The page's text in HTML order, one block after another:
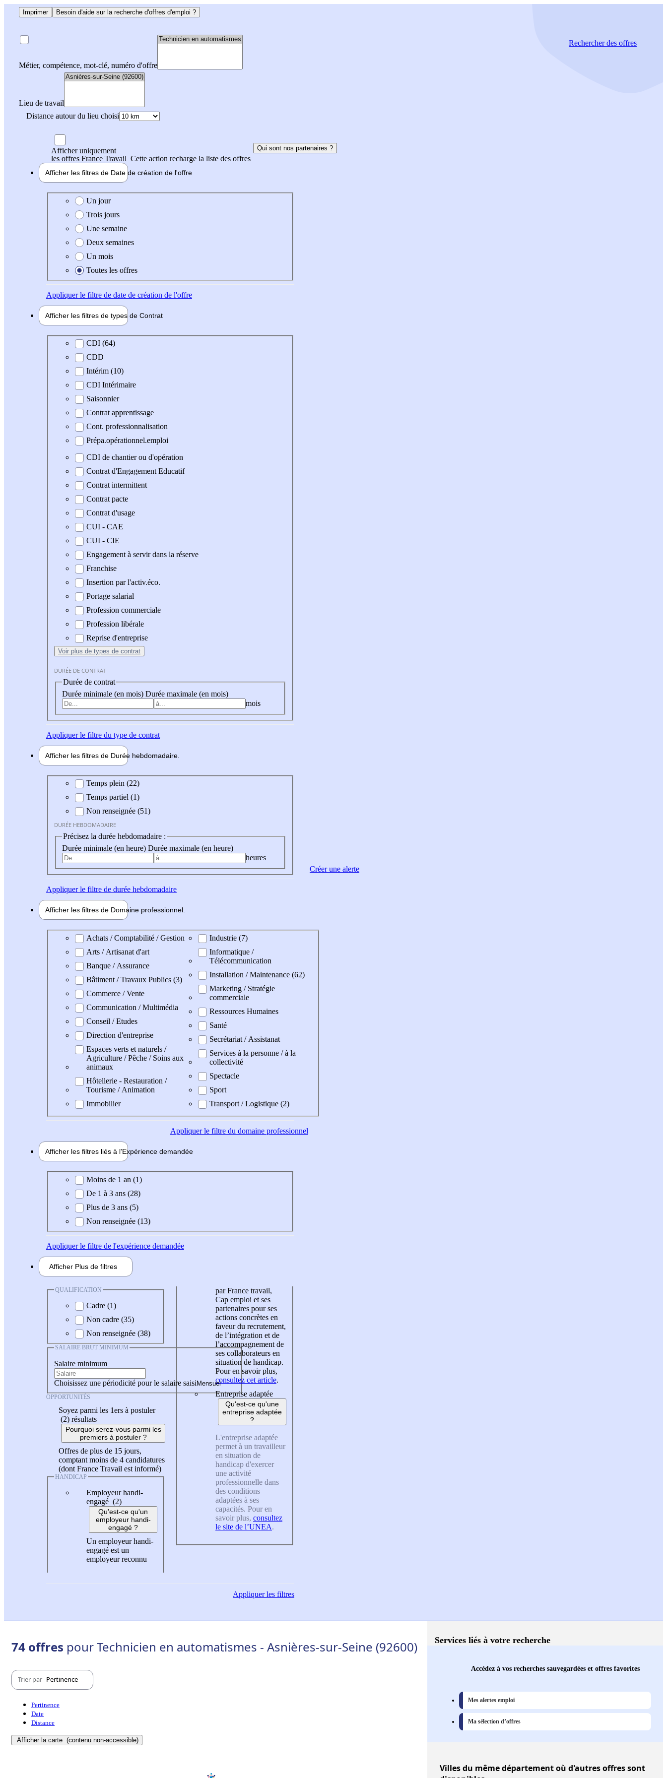
Imprimer Besoin d'aide sur la recherche d'offres d'emploi ?
Métier, compétence, mot-clé, numéro d'offre
Lieu de travail
Distance autour du lieu choisi
Rechercherdes offres
Afficher uniquement
les offres France Travail Cette action recharge la liste des offres
Qui sont nos partenaires ?
Afficher les filtres de Date de création de l'offre
Date de création de l'offre
Un jour
Trois jours
Une semaine
Deux semaines
Un mois
Toutes les offres
Appliquerle filtre de date de création de l'offre
Afficher les filtres de types de Contrat
Type de contratCDI (64)
CDD
Intérim (10)
CDI Intérimaire
Saisonnier
Contrat apprentissage
Cont. professionnalisation
Prépa.opérationnel.emploi
CDI de chantier ou d'opération
Contrat d'Engagement Educatif
Contrat intermittent
Contrat pacte
Contrat d'usage
CUI - CAE
CUI - CIE
Engagement à servir dans la réserve
Franchise
Insertion par l'activ.éco.
Portage salarial
Profession commerciale
Profession libérale
Reprise d'entreprise
Voir plus de types de contrat
DURÉE DE CONTRAT
Durée de contrat
Durée minimale (en mois) Durée maximale (en mois)
mois
Appliquerle filtre du type de contrat
Afficher les filtres de Durée hebdomadaire
Durée hebdomadaire
Temps plein (22)
Temps partiel (1)
Non renseignée (51)
DURÉE HEBDOMADAIRE
Précisez la durée hebdomadaire :
Durée minimale (en heure) Durée maximale (en heure)
heures
Appliquerle filtre de durée hebdomadaire
Afficher les filtres de Domaine professionnel
Domaine professionel
Achats / Comptabilité / Gestion
Arts / Artisanat d'art
Banque / Assurance
Bâtiment / Travaux Publics (3)
Commerce / Vente
Communication / Multimédia
Conseil / Etudes
Direction d'entreprise
Espaces verts et naturels /
Agriculture / Pêche / Soins aux
animaux
Hôtellerie - Restauration /
Tourisme / Animation
Immobilier
Industrie (7)
Informatique /
Télécommunication
Installation / Maintenance (62)
Marketing / Stratégie
commerciale
Ressources Humaines
Santé
Secrétariat / Assistanat
Services à la personne / à la
collectivité
Spectacle
Sport
Transport / Logistique (2)
Appliquerle filtre du domaine professionnel
Afficher les filtres liés à l'Expérience demandée
Expérience demandée
Moins de 1 an (1)
De 1 à 3 ans (28)
Plus de 3 ans (5)
Non renseignée (13)
Appliquerle filtre de l'expérience demandée
Afficher Plus de filtres
QUALIFICATION
Cadre (1)
Non cadre (35)
Non renseignée (38)
SALAIRE BRUT MINIMUM
Salaire minimum
Choisissez une périodicité pour le salaire saisi
OPPORTUNITÉS
Soyez parmi les 1ers à postuler
(2) résultats
Pourquoi serez-vous parmi les
premiers à postuler ?
Offres de plus de 15 jours,
comptant moins de 4 candidatures
(dont France Travail est informé)
HANDICAP
Employeur handi-
engagé (2)
Qu'est-ce qu'un
employeur handi-
engagé ?
Un employeur handi-
engagé est un
employeur reconnu
par France travail,
Cap emploi et ses
partenaires pour ses
actions concrètes en
faveur du recrutement,
de l’intégration et de
l’accompagnement de
ses collaborateurs en
situation de handicap.
Pour en savoir plus,
consultez cet article.
Entreprise adaptée
Qu'est-ce qu'une
entreprise adaptée
?
L'entreprise adaptée
permet à un travailleur
en situation de
handicap d'exercer
une activité
professionnelle dans
des conditions
adaptées à ses
capacités. Pour en
savoir plus, consultez
le site de l’UNEA.
Appliquerles filtres
Créer une alerte
74 offres pour Technicien en automatismes - Asnières-sur-Seine (92600)
Trier par Pertinence
Pertinence
Date
Distance
Afficher la carte (contenu non-accessible)
Services liés à votre recherche
Accédez à vos recherches sauvegardées et offres favorites
Mes alertes emploi
Ma sélection d’offres
Villesdu même département où d'autres offres sont